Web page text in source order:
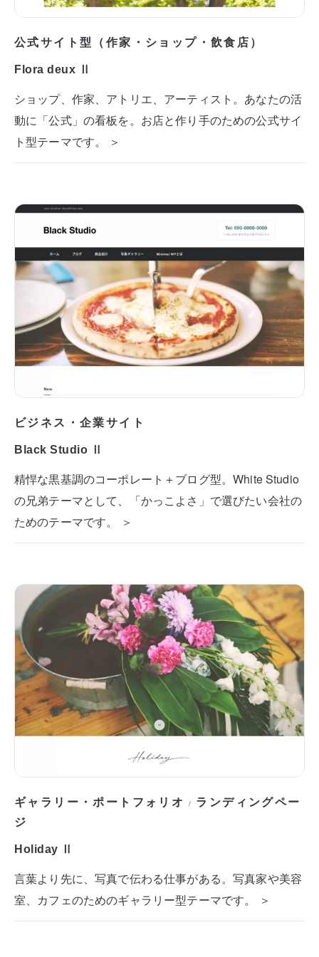
公式サイト型（作家・ショップ・飲食店）
Flora deux Ⅱ
ショップ、作家、アトリエ、アーティスト。あなたの活
動に「公式」の看板を。お店と作り手のための公式サイ
ト型テーマです。 ＞
ビジネス・企業サイト
Black Studio Ⅱ
精悍な黒基調のコーポレート＋ブログ型。White Studio
の兄弟テーマとして、「かっこよさ」で選びたい会社の
ためのテーマです。 ＞
ギャラリー・ポートフォリオ / ランディングペー
ジ
Holiday Ⅱ
言葉より先に、写真で伝わる仕事がある。写真家や美容
室、カフェのためのギャラリー型テーマです。 ＞